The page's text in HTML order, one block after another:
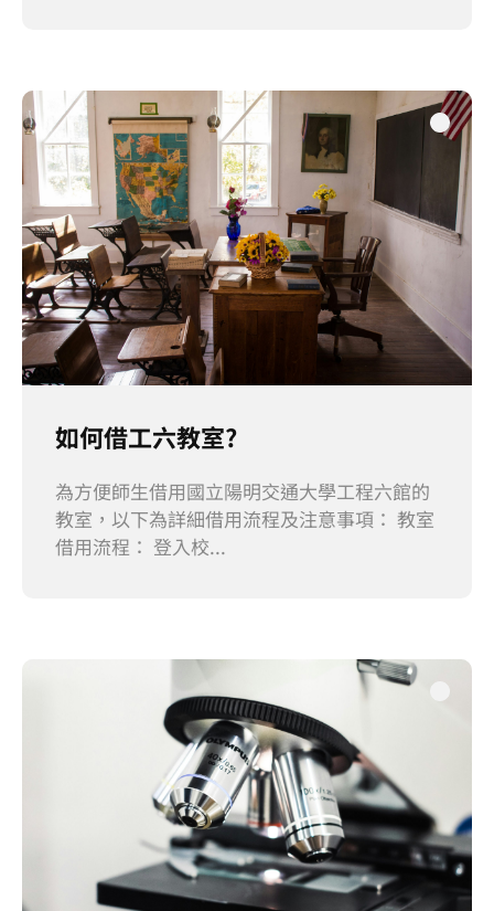
如何借工六教室?
為方便師生借用國立陽明交通大學工程六館的
教室，以下為詳細借用流程及注意事項： 教室
借用流程： 登入校...